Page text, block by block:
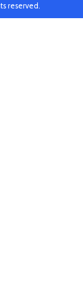
reserved.